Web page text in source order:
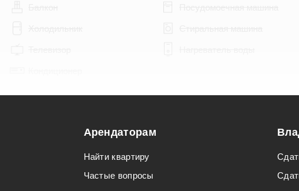
Подходит для мероприятий
Арендаторам
Найти квартиру
Частые вопросы